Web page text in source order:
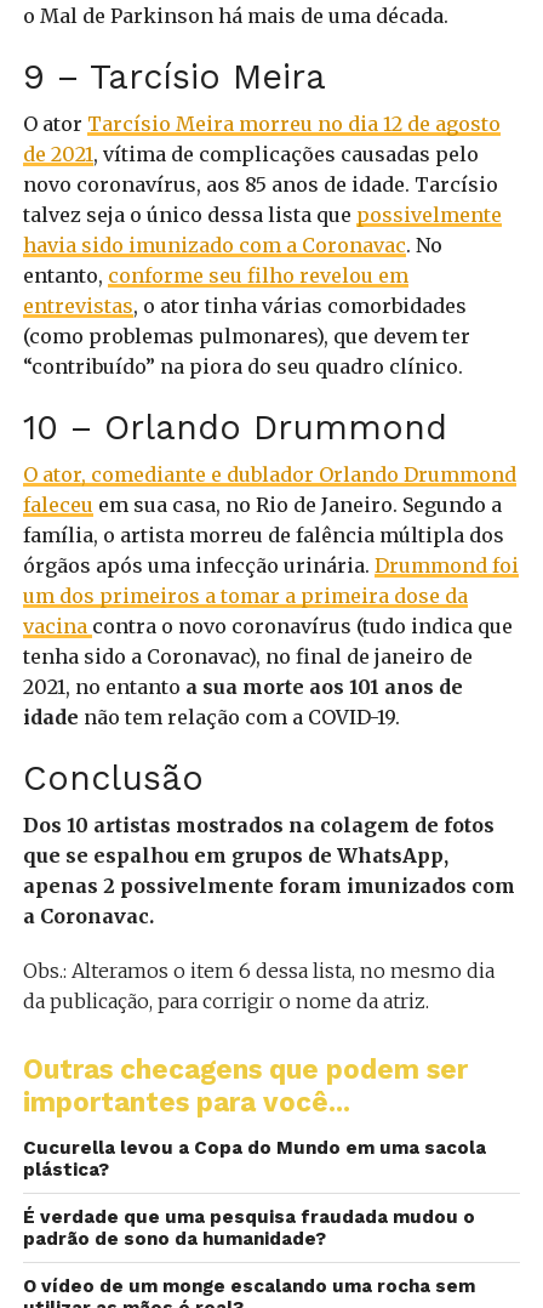
o Mal de Parkinson há mais de uma década.
9 – Tarcísio Meira
O ator Tarcísio Meira morreu no dia 12 de agosto
de 2021, vítima de complicações causadas pelo
novo coronavírus, aos 85 anos de idade. Tarcísio
talvez seja o único dessa lista que possivelmente
havia sido imunizado com a Coronavac. No
entanto, conforme seu filho revelou em
entrevistas, o ator tinha várias comorbidades
(como problemas pulmonares), que devem ter
“contribuído” na piora do seu quadro clínico.
10 – Orlando Drummond
O ator, comediante e dublador Orlando Drummond
faleceu em sua casa, no Rio de Janeiro. Segundo a
família, o artista morreu de falência múltipla dos
órgãos após uma infecção urinária. Drummond foi
um dos primeiros a tomar a primeira dose da
vacina contra o novo coronavírus (tudo indica que
tenha sido a Coronavac), no final de janeiro de
2021, no entanto a sua morte aos 101 anos de
idade não tem relação com a COVID-19.
Conclusão
Dos 10 artistas mostrados na colagem de fotos
que se espalhou em grupos de WhatsApp,
apenas 2 possivelmente foram imunizados com
a Coronavac.
Obs.: Alteramos o item 6 dessa lista, no mesmo dia
da publicação, para corrigir o nome da atriz.
Outras checagens que podem ser
importantes para você...
Cucurella levou a Copa do Mundo em uma sacola
plástica?
É verdade que uma pesquisa fraudada mudou o
padrão de sono da humanidade?
O vídeo de um monge escalando uma rocha sem